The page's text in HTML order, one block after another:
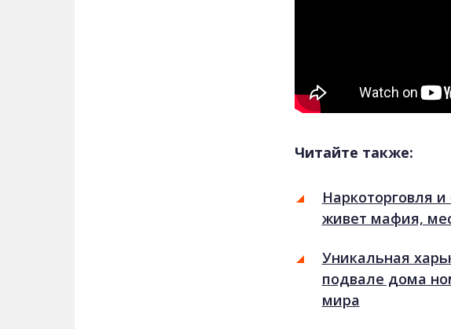
Читайте также:
Наркоторговля
живет мафия,
Уникальная
подвале дома
мира